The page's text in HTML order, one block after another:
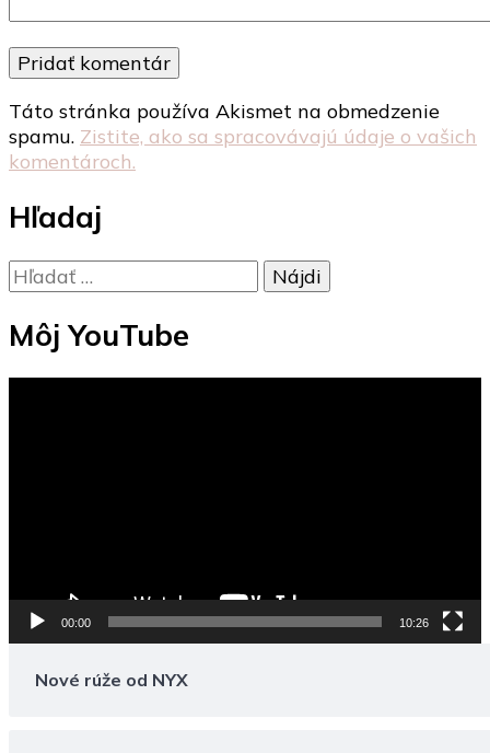
Táto stránka používa Akismet na obmedzenie
spamu. Zistite, ako sa spracovávajú údaje o vašich
komentároch.
Hľadaj
Hľadať:
Môj YouTube
00:00 10:26
Nové rúže od NYX